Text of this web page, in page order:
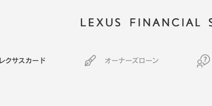
レクサスカード オーナーズローン